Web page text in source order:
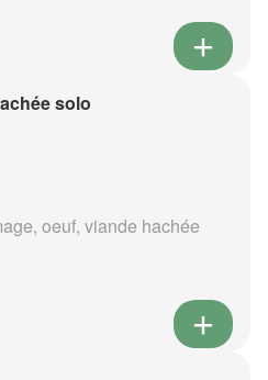
solo
oeuf, viande hachée